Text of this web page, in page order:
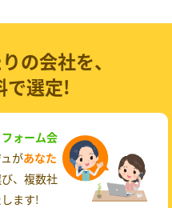
の会社を、
で選定!
ォーム会
があなた
、複数社
ます!